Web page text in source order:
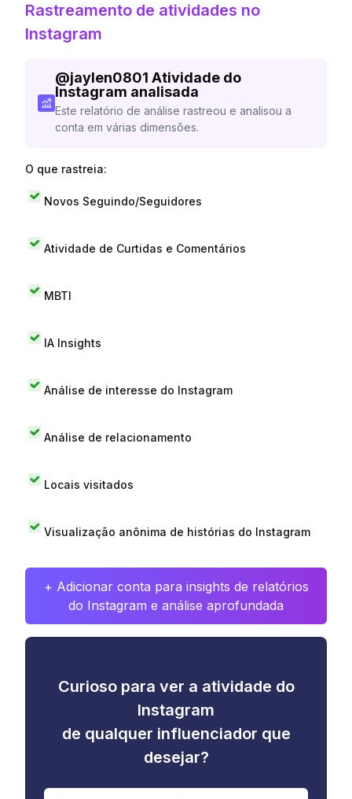
Rastreamento de atividades no
Instagram
@jaylen0801 Atividade do
Instagram analisada
Este relatório de análise rastreou e analisou a
conta em várias dimensões.
O que rastreia:
Novos Seguindo/Seguidores
Atividade de Curtidas e Comentários
MBTI
IA Insights
Análise de interesse do Instagram
Análise de relacionamento
Locais visitados
Visualização anônima de histórias do Instagram
+ Adicionar conta para insights de relatórios
do Instagram e análise aprofundada
Curioso para ver a atividade do
Instagram
de qualquer influenciador que
desejar?